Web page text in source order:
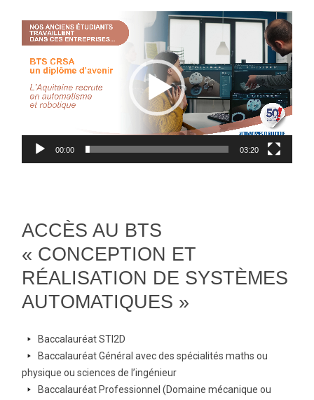
Lecteur
vidéo
00:00 03:20
ACCÈS AU BTS
« CONCEPTION ET
RÉALISATION DE SYSTÈMES
AUTOMATIQUES »
arrow-
right
Baccalauréat STI2D
arrow-
right
Baccalauréat Général avec des spécialités maths ou
physique ou sciences de l’ingénieur
arrow-
Baccalauréat Professionnel (Domaine mécanique ou